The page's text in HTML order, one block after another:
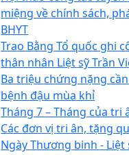
miệng về chính sách,
BHYT
Trao Bằng Tổ quốc ghi
thân nhân Liệt sỹ Trần
Ba triệu chứng nặng
bệnh đậu mùa khỉ
Tháng 7 – Tháng của tri
Các đơn vị tri ân, tặng
Ngày Thương binh - Liệt